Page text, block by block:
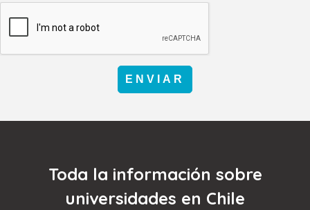
ENVIAR
Toda la información sobre
universidades en Chile